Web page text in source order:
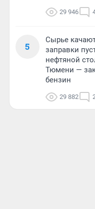
29 946
5
Сырье
заправки
нефтяной
Тюмени —
бензин
29 882